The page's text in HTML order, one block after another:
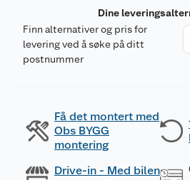
Dine
Finn alternativer og pris for
levering ved å søke på ditt
postnummer
Få det montert med
Obs BYGG
montering
Drive-in - Med bilen